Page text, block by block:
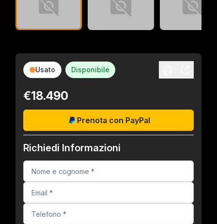
Usato Disponibile
€18.490
Prenota con PayPal
Richiedi Informazioni